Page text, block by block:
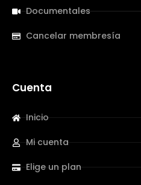
Documentales
Cancelar membresía
Cuenta
Inicio
Mi cuenta
Elige un plan